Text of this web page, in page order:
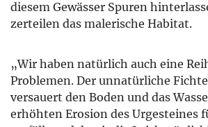
diesem Gewässer Spuren
zerteilen das malerische Habitat.
„Wir haben natürlich auch eine
Problemen. Der unnatürliche
versauert den Boden und das
erhöhten Erosion des Urgesteines